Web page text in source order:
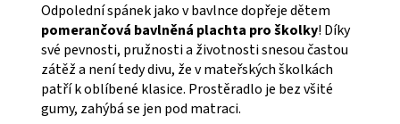
Odpolední spánek jako v bavlnce dopřeje dětem
pomerančová bavlněná plachta pro školky! Díky
své pevnosti, pružnosti a životnosti snesou častou
zátěž a není tedy divu, že v mateřských školkách
patří k oblíbené klasice. Prostěradlo je bez všité
gumy, zahýbá se jen pod matraci.